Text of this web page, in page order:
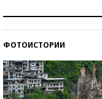
ФОТОИСТОРИИ